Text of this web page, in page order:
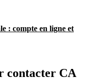
: compte en ligne et
contacter CA